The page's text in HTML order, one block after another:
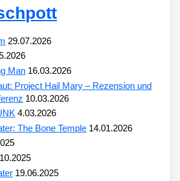
29.07.2026
Man 16.03.2026
Project Hail Mary – Rezension und
10.03.2026
4.03.2026
The Bone Temple 14.01.2026
19.06.2025